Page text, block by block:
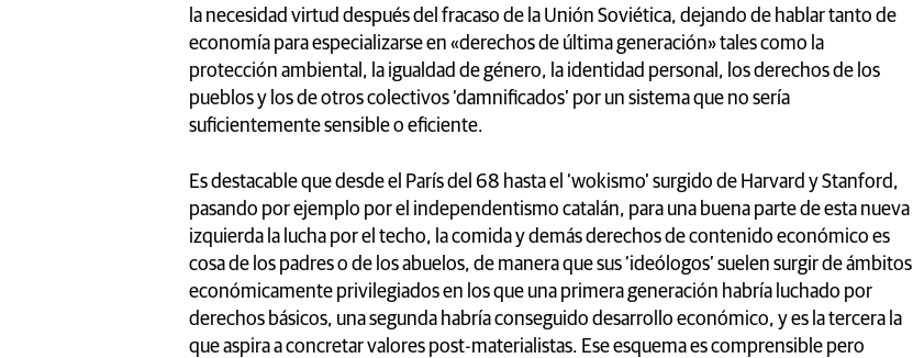
la necesidad virtud después del fracaso de la Unión Soviética, dejando de hablar tanto de
economía para especializarse en «derechos de última generación» tales como la
protección ambiental, la igualdad de género, la identidad personal, los derechos de los
pueblos y los de otros colectivos ‘damnificados’ por un sistema que no sería
suficientemente sensible o eficiente.
Es destacable que desde el París del 68 hasta el ‘wokismo’ surgido de Harvard y Stanford,
pasando por ejemplo por el independentismo catalán, para una buena parte de esta nueva
izquierda la lucha por el techo, la comida y demás derechos de contenido económico es
cosa de los padres o de los abuelos, de manera que sus ‘ideólogos’ suelen surgir de ámbitos
económicamente privilegiados en los que una primera generación habría luchado por
derechos básicos, una segunda habría conseguido desarrollo económico, y es la tercera la
que aspira a concretar valores post-materialistas. Ese esquema es comprensible pero